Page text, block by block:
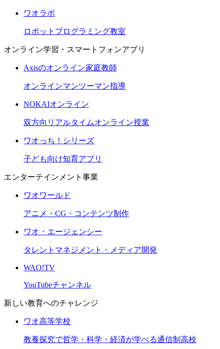
ワオラボ
ロボットプログラミング教室
オンライン学習・スマートフォンアプリ
Axisのオンライン家庭教師
オンラインマンツーマン指導
NOKAIオンライン
双方向リアルタイムオンライン授業
ワオっち！シリーズ
子ども向け知育アプリ
エンターテインメント事業
ワオワールド
アニメ・CG・コンテンツ制作
ワオ・エージェンシー
タレントマネジメント・メディア開発
WAO!TV
YouTubeチャンネル
新しい教育へのチャレンジ
ワオ高等学校
教養探究で哲学・科学・経済が学べる通信制高校